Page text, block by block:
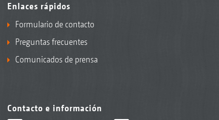
Enlaces rápidos
Formulario de contacto
Preguntas frecuentes
Comunicados de prensa
Contacto e información